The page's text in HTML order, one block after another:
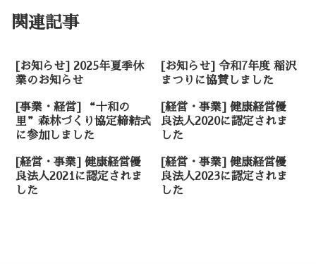
関連記事
[お知らせ] 2025年夏季休
業のお知らせ
[お知らせ] 令和7年度 稲沢
まつりに協賛しました
[事業・経営] “十和の
里”森林づくり協定締結式
に参加しました
[経営・事業] 健康経営優
良法人2020に認定されま
した
[経営・事業] 健康経営優
良法人2021に認定されま
した
[経営・事業] 健康経営優
良法人2023に認定されま
した